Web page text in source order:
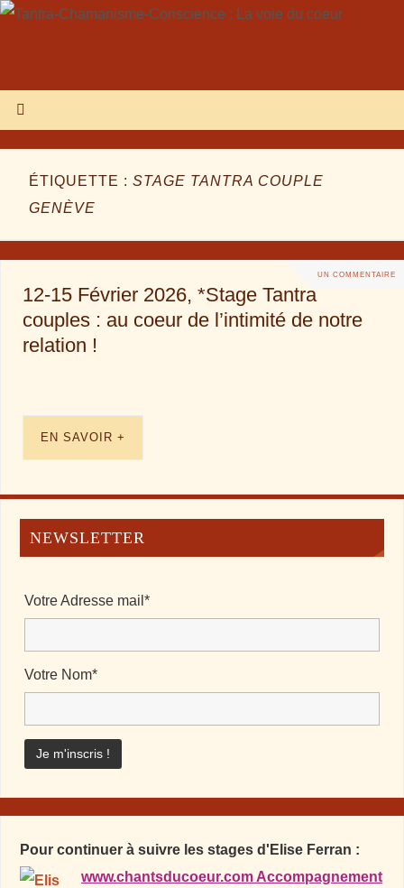
ÉTIQUETTE : STAGE TANTRA COUPLE
GENÈVE
UN COMMENTAIRE
12-15 Février 2026, *Stage Tantra
couples : au coeur de l’intimité de notre
relation !
EN SAVOIR +
NEWSLETTER
Votre Adresse mail*
Votre Nom*
Pour continuer à suivre les stages d'Elise Ferran :
www.chantsducoeur.com Accompagnement